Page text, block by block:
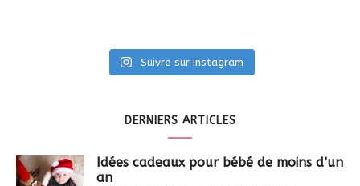
Suivre sur Instagram
DERNIERS ARTICLES
Idées cadeaux pour bébé de moins d’un
an